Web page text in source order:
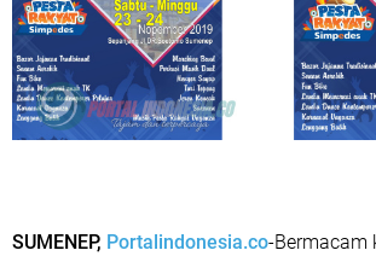
SUMENEP, Portalindonesia.co-Bermacam